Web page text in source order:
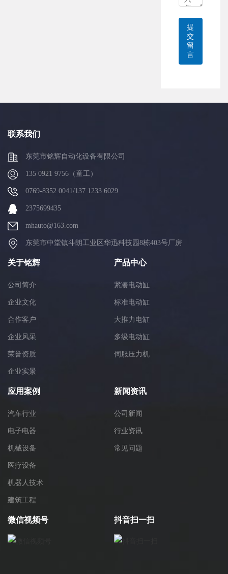
提
交
留
言
联系我们
东莞市铭辉自动化设备有限公司
135 0921 9756（童工）
0769-8352 0041/137 1233 6029
2375699435
mhauto@163.com
东莞市中堂镇斗朗工业区华迅科技园8栋403号厂房
关于铭辉
公司简介
企业文化
合作客户
企业风采
荣誉资质
企业实景
产品中心
紧凑电动缸
标准电动缸
大推力电缸
多级电动缸
伺服压力机
应用案例
汽车行业
电子电器
机械设备
医疗设备
机器人技术
建筑工程
新闻资讯
公司新闻
行业资讯
常见问题
微信视频号 抖音扫一扫